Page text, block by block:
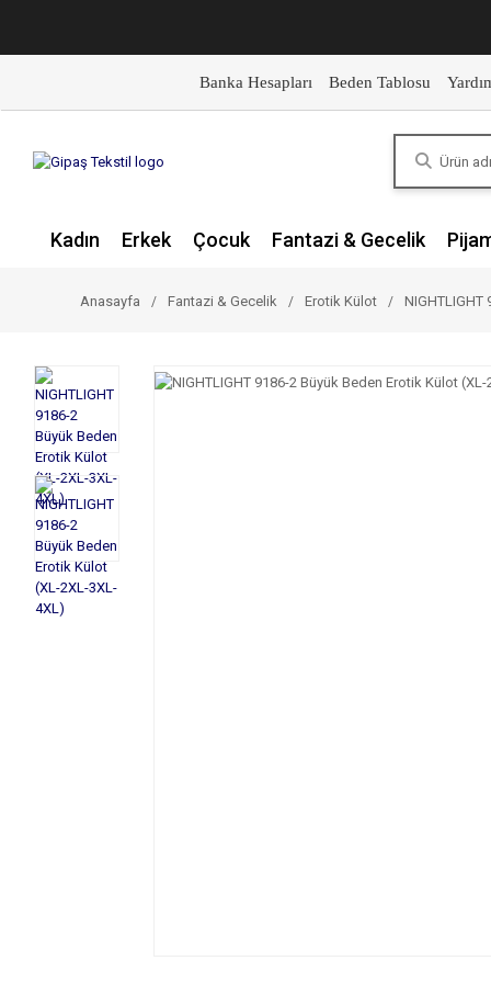
Banka Hesapları Beden Tablosu
Kadın Erkek Çocuk Fantazi & Gecelik
Anasayfa Fantazi & Gecelik Erotik Külot NIGHTLIGHT